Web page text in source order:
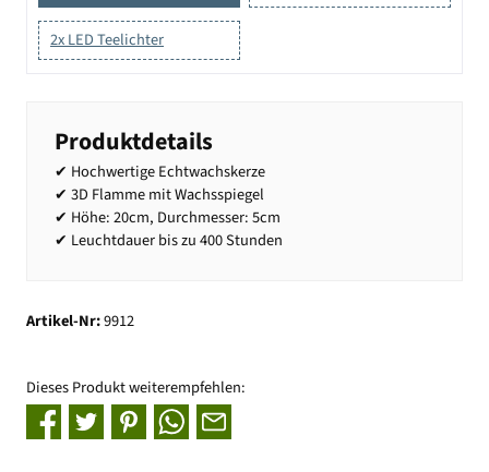
2x LED Teelichter
Produktdetails
✔ Hochwertige Echtwachskerze
✔ 3D Flamme mit Wachsspiegel
✔ Höhe: 20cm, Durchmesser: 5cm
✔ Leuchtdauer bis zu 400 Stunden
Artikel-Nr:9912
Dieses Produkt weiterempfehlen: